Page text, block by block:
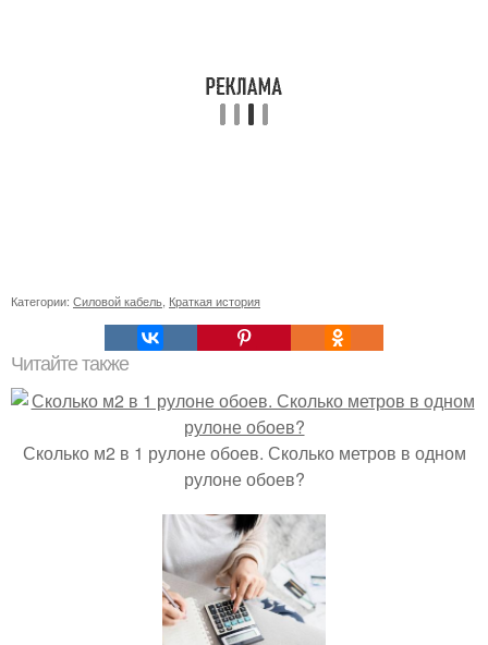
Категории: Силовой кабель Краткая история
Читайте также
Сколько м2 в 1 рулоне обоев. Сколько метров в одном
рулоне обоев?